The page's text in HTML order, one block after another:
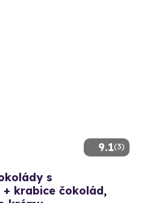
9.1(3)
s
krabice čokolád,